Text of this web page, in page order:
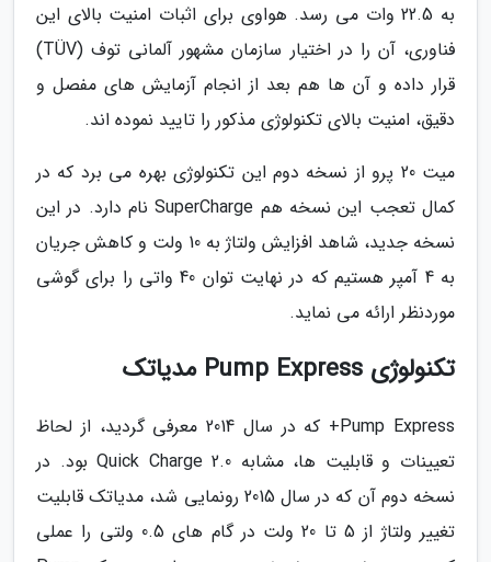
به 22.5 وات می رسد. هواوی برای اثبات امنیت بالای این
فناوری، آن را در اختیار سازمان مشهور آلمانی توف (TÜV)
قرار داده و آن ها هم بعد از انجام آزمایش های مفصل و
دقیق، امنیت بالای تکنولوژی مذکور را تایید نموده اند.
میت 20 پرو از نسخه دوم این تکنولوژی بهره می برد که در
کمال تعجب این نسخه هم SuperCharge نام دارد. در این
نسخه جدید، شاهد افزایش ولتاژ به 10 ولت و کاهش جریان
به 4 آمپر هستیم که در نهایت توان 40 واتی را برای گوشی
موردنظر ارائه می نماید.
تکنولوژی Pump Express مدیاتک
Pump Express+ که در سال 2014 معرفی گردید، از لحاظ
تعیینات و قابلیت ها، مشابه Quick Charge 2.0 بود. در
نسخه دوم آن که در سال 2015 رونمایی شد، مدیاتک قابلیت
تغییر ولتاژ از 5 تا 20 ولت در گام های 0.5 ولتی را عملی